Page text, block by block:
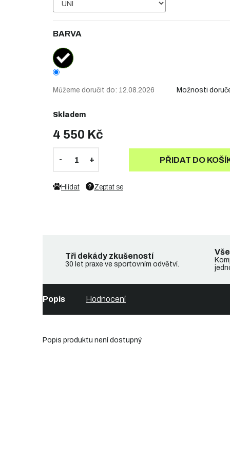
4 550 Kč
Skladem
BARVA
Můžeme doručit do: 12.08.2026 Možnosti
PŘIDAT DO
Zeptat se
Hlídat
Tři dekády zkušeností
30 let praxe ve sportovním odvětví.
Popis Hodnocení
Popis produktu není dostupný